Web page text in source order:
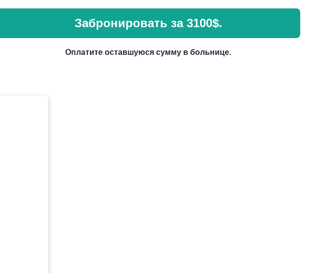
Забронировать за 3100$.
Оплатите оставшуюся сумму в больнице.